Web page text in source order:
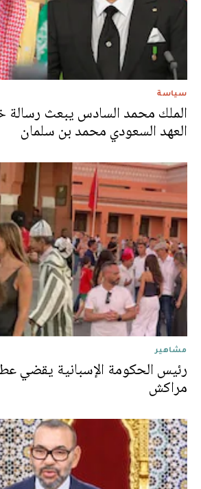
سياسة
الملك محمد السادس يبعث رسالة
العهد السعودي محمد بن سلمان
مشاهير
رئيس الحكومة الإسبانية يقضي
مراكش